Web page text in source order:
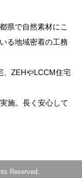
県で自然素材にこ
る地域密着の工務
、ZEHやLCCM住宅
施。長く安心して
Reserved.